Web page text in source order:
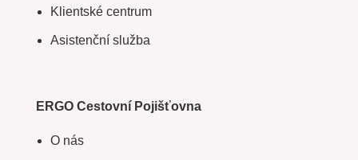
Klientské centrum
Asistenční služba
ERGO Cestovní Pojišťovna
O nás